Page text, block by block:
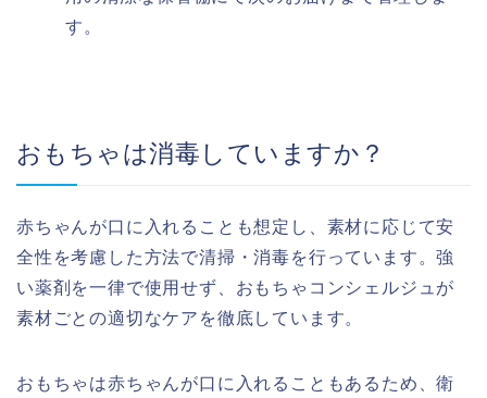
す。
おもちゃは消毒していますか？
赤ちゃんが口に入れることも想定し、素材に応じて安
全性を考慮した方法で清掃・消毒を行っています。強
い薬剤を一律で使用せず、おもちゃコンシェルジュが
素材ごとの適切なケアを徹底しています。
おもちゃは赤ちゃんが口に入れることもあるため、衛